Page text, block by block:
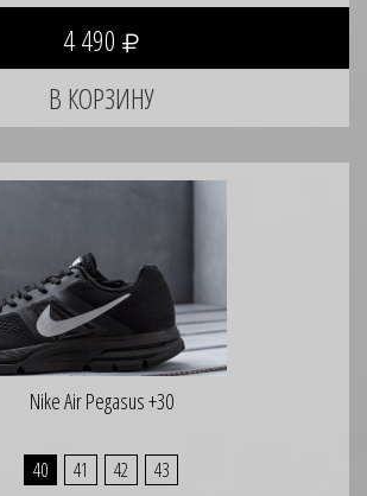
4 490
Nike Air Pegasus +30
40 41 42 43